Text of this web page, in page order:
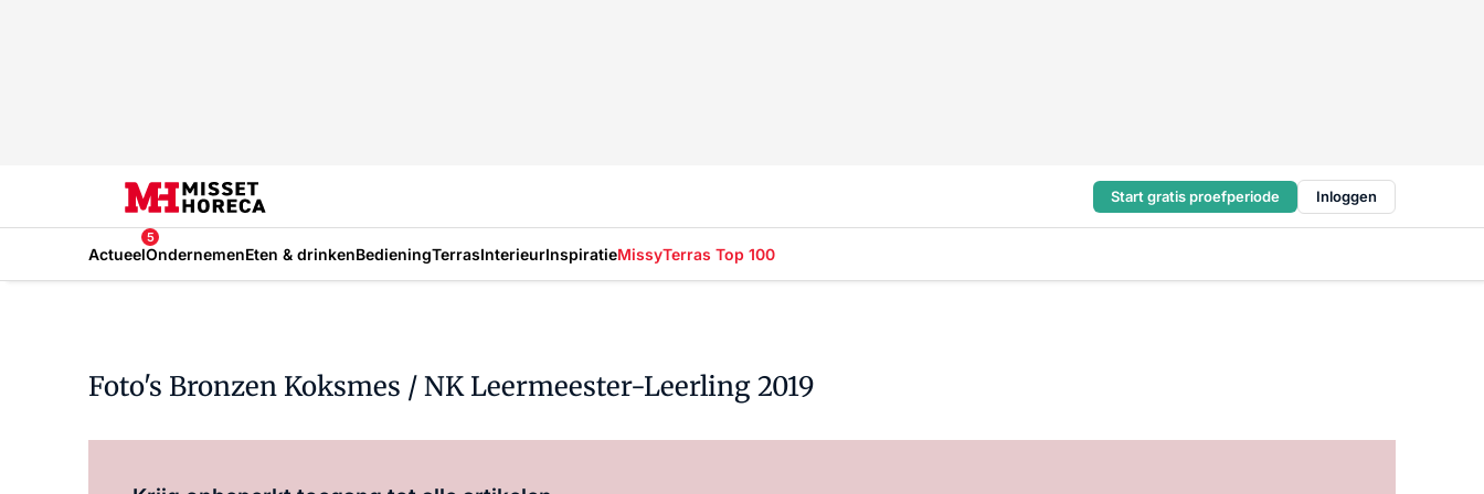
Start gratis proefperiode Inloggen
Actueel
5
OndernemenEten & drinkenBedieningTerrasInterieurInspiratieMissyTerras Top 100
Foto's Bronzen Koksmes / NK Leermeester-Leerling 2019